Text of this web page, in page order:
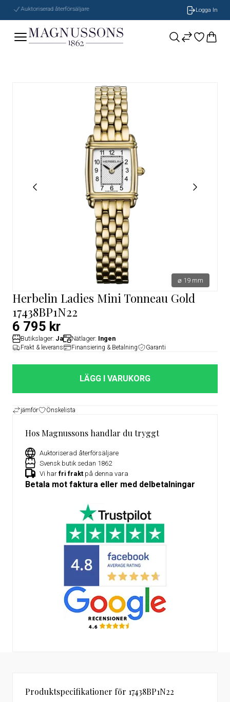
Auktoriserad återförsäljare Logga In
⌀ 19 mm
Herbelin Ladies Mini Tonneau Gold
17438BP1N22
6 795 kr
Butikslager: Ja Nätlager: Ingen
Frakt & leverans Finansiering & Betalning Garanti
LÄGG I VARUKORG
jämför Önskelista
Hos Magnussons handlar du tryggt
Auktoriserad återförsäljare
Svensk butik sedan 1862
Vi har fri frakt på denna vara
Betala mot faktura eller med delbetalningar
Produktspecifikationer för 17438BP1N22